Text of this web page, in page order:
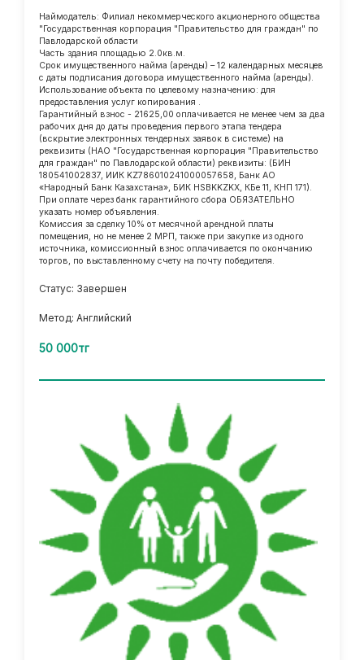
Наймодатель: Филиал некоммерческого акционерного общества
"Государственная корпорация "Правительство для граждан" по
Павлодарской области
Часть здания площадью 2.0кв.м.
Срок имущественного найма (аренды) – 12 календарных месяцев
с даты подписания договора имущественного найма (аренды).
Использование объекта по целевому назначению: для
предоставления услуг копирования .
Гарантийный взнос - 21625,00 оплачивается не менее чем за два
рабочих дня до даты проведения первого этапа тендера
(вскрытие электронных тендерных заявок в системе) на
реквизиты (НАО "Государственная корпорация "Правительство
для граждан" по Павлодарской области) реквизиты: (БИН
180541002837, ИИК KZ786010241000057658, Банк АО
«Народный Банк Казахстана», БИК HSBKKZKX, КБе 11, КНП 171).
При оплате через банк гарантийного сбора ОБЯЗАТЕЛЬНО
указать номер объявления.
Комиссия за сделку 10% от месячной арендной платы
помещения, но не менее 2 МРП, также при закупке из одного
источника, комиссионный взнос оплачивается по окончанию
торгов, по выставленному счету на почту победителя.
Статус: Завершен
Метод: Английский
50 000тг